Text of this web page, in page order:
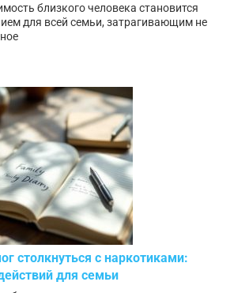
близкого человека становится
для всей семьи, затрагивающим не
столкнуться с наркотиками:
для семьи